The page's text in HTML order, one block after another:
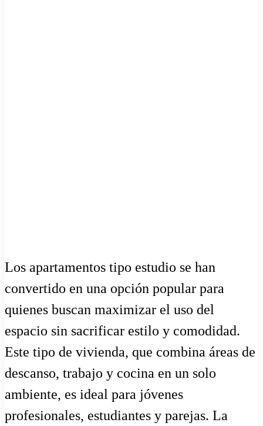
Los apartamentos tipo estudio se han
convertido en una opción popular para
quienes buscan maximizar el uso del
espacio sin sacrificar estilo y comodidad.
Este tipo de vivienda, que combina áreas de
descanso, trabajo y cocina en un solo
ambiente, es ideal para jóvenes
profesionales, estudiantes y parejas. La